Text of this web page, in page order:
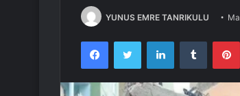
YUNUS EMRE TANRIKULU
FacebookTwitter LinkedInTumblr